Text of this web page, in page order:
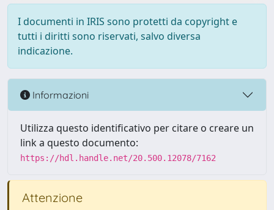
I documenti in IRIS sono protetti da copyright e
tutti i diritti sono riservati, salvo diversa
indicazione.
Informazioni
Utilizza questo identificativo per citare o creare un
link a questo documento:
https://hdl.handle.net/20.500.12078/7162
Attenzione